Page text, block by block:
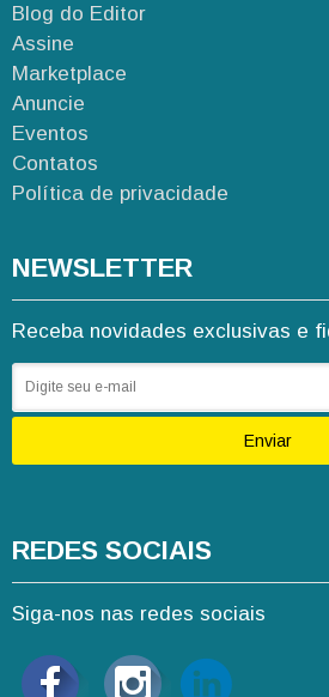
Blog do Editor
Assine
Marketplace
Anuncie
Eventos
Contatos
Política de privacidade
NEWSLETTER
Receba novidades exclusivas e
Enviar
REDES SOCIAIS
Siga-nos nas redes sociais